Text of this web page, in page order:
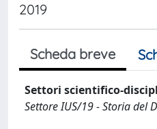
2019
Scheda breve
Settori scientifico-
Settore IUS/19 - Storia del